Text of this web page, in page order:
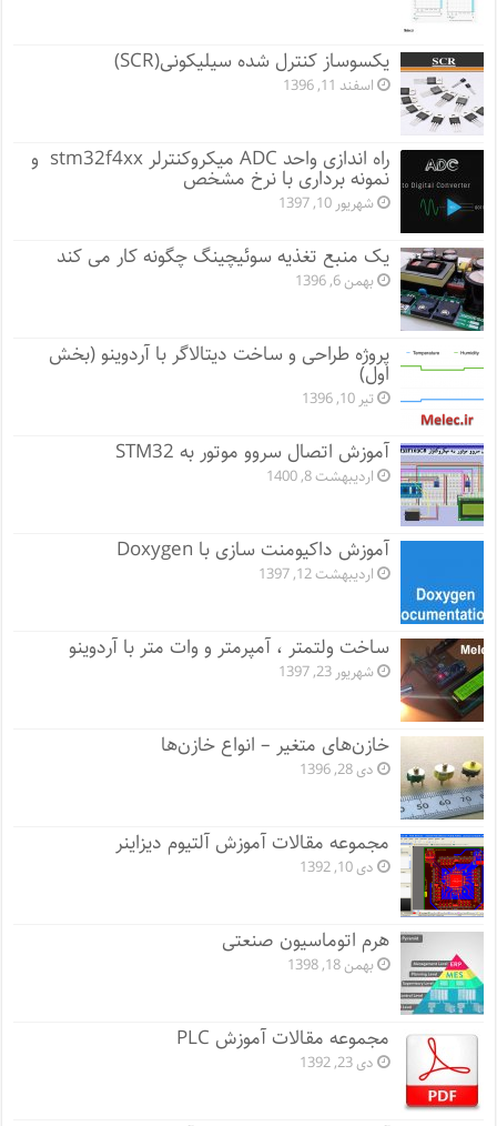
یکسوساز کنترل شده سیلیکونی(SCR)
اسفند 11, 1396
راه اندازی واحد ADC میکروکنترلر stm32f4xx و
نمونه برداری با نرخ مشخص
شهریور 10, 1397
یک منبع تغذیه سوئیچینگ چگونه کار می کند
بهمن 6, 1396
پروژه طراحی و ساخت دیتالاگر با آردوینو (بخش
اول)
تیر 10, 1396
آموزش اتصال سروو موتور به STM32
اردیبهشت 8, 1400
آموزش داکیومنت سازی با Doxygen
اردیبهشت 12, 1397
ساخت ولتمتر ، آمپرمتر و وات متر با آردوینو
شهریور 23, 1397
خازن‌های متغیر – انواع خازن‌ها
دی 28, 1396
مجموعه مقالات آموزش آلتیوم دیزاینر
دی 10, 1392
هرم اتوماسیون صنعتی
بهمن 18, 1398
مجموعه مقالات آموزش PLC
دی 23, 1392